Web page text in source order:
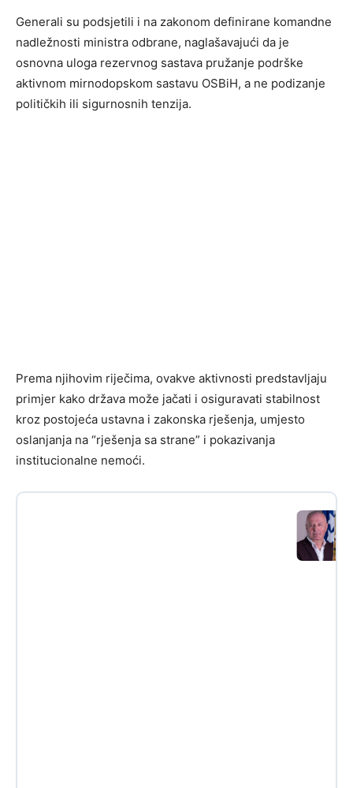
Generali su podsjetili i na zakonom definirane komandne
nadležnosti ministra odbrane, naglašavajući da je
osnovna uloga rezervnog sastava pružanje podrške
aktivnom mirnodopskom sastavu OSBiH, a ne podizanje
političkih ili sigurnosnih tenzija.
Prema njihovim riječima, ovakve aktivnosti predstavljaju
primjer kako država može jačati i osiguravati stabilnost
kroz postojeća ustavna i zakonska rješenja, umjesto
oslanjanja na “rješenja sa strane” i pokazivanja
institucionalne nemoći.